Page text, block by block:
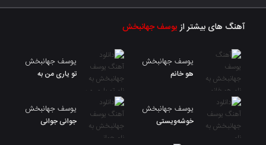
آهنگ های بیشتر ازیوسف جهانبخش
یوسف جهانبخش
هو خانم
یوسف جهانبخش
تو یاری من به
یوسف جهانبخش
خوشەویستی
یوسف جهانبخش
جوانی جوانی